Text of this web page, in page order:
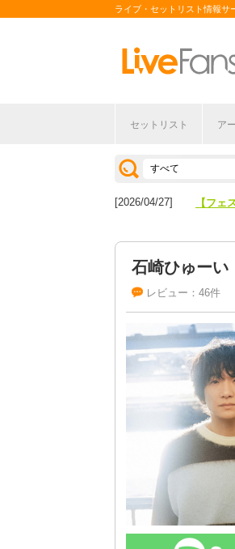
ライブ・セットリスト情報サ
セットリスト ア
[2026/04/27] 【フェ
[2026/07/28] 【ライ
石崎ひゅーい
レビュー：46件